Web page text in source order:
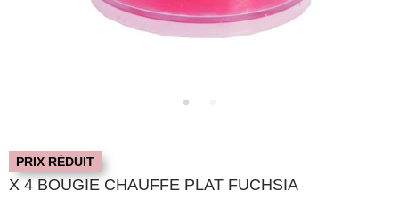
PRIX RÉDUIT
X 4 BOUGIE CHAUFFE PLAT FUCHSIA